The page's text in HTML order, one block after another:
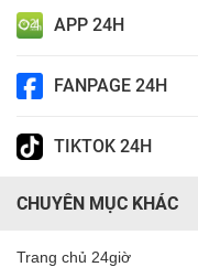
APP 24H
FANPAGE 24H
TIKTOK 24H
CHUYÊN MỤC KHÁC
Trang chủ 24giờ